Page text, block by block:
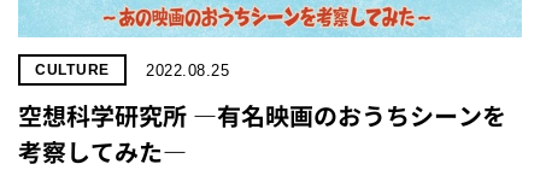
CULTURE 2022.08.25
空想科学研究所 ―有名映画のおうちシーンを
考察してみた―